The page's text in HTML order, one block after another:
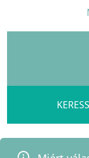
csepptálcával
mérete 980x480
medence mélysége
A tálca része a
biztosítanak.
könnyen és
Tartósság és
A Metaltek gránit
ellenálló, és UV